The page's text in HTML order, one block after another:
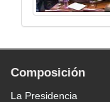
Composición
La Presidencia